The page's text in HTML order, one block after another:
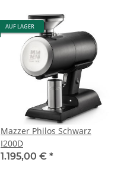
AUF LAGER
Mazzer Philos Schwarz
I200D
1.195,00 € *